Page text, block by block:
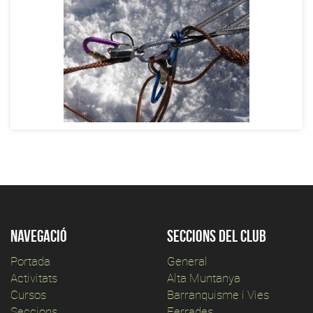
Navegació
Portada
Activitats
Cursos
Seccions del club
General
Alta Muntanya
Barranquisme i Vies